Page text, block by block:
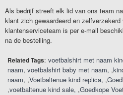
Als bedrijf streeft elk lid van ons team
klant zich gewaardeerd en
klantenserviceteam is per e-mail
na de bestelling.
Related Tags: voetbalshirt met naam
naam voetbalshirt baby met naam ,
naam ,Voetbaltenue kind replica ,
,voetbaltenue kind sale ,Goedkope